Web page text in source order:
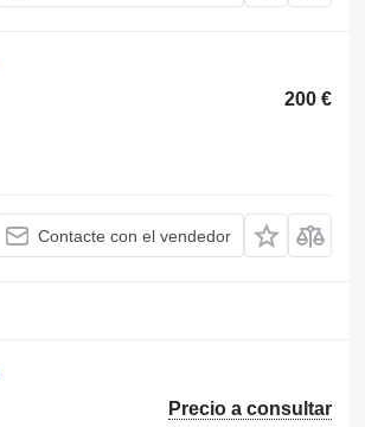
200 €
Contacte con el vendedor
Precio a consultar